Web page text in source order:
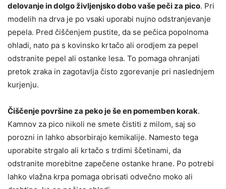
delovanje in dolgo življenjsko dobo vaše peči za pico. Pri
modelih na drva je po vsaki uporabi nujno odstranjevanje
pepela. Pred čiščenjem pustite, da se pečica popolnoma
ohladi, nato pa s kovinsko krtačo ali orodjem za pepel
odstranite pepel ali ostanke lesa. To pomaga ohranjati
pretok zraka in zagotavlja čisto zgorevanje pri naslednjem
kurjenju.
Čiščenje površine za peko je še en pomemben korak.
Kamnov za pico nikoli ne smete čistiti z milom, saj so
porozni in lahko absorbirajo kemikalije. Namesto tega
uporabite strgalo ali krtačo s trdimi ščetinami, da
odstranite morebitne zapečene ostanke hrane. Po potrebi
lahko vlažna krpa pomaga obrisati odvečno moko ali